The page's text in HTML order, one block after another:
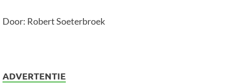
Door: Robert Soeterbroek
ADVERTENTIE